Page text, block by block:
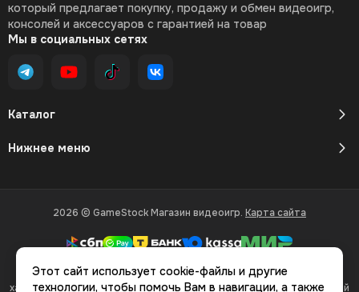
Каталог
Нижнее меню
который предлагает покупку, продажу и обмен видеоигр,
консолей и аксессуаров с гарантией на товар
Мы в социальных сетях
2026 © GameStock Магазин видеоигр. Карта сайта
Вся представленная на сайте информация, касающаяся
характеристик, стоимости товаров и услуг, носит информационный
Этот сайт использует cookie-файлы и другие
технологии, чтобы помочь Вам в навигации, а также